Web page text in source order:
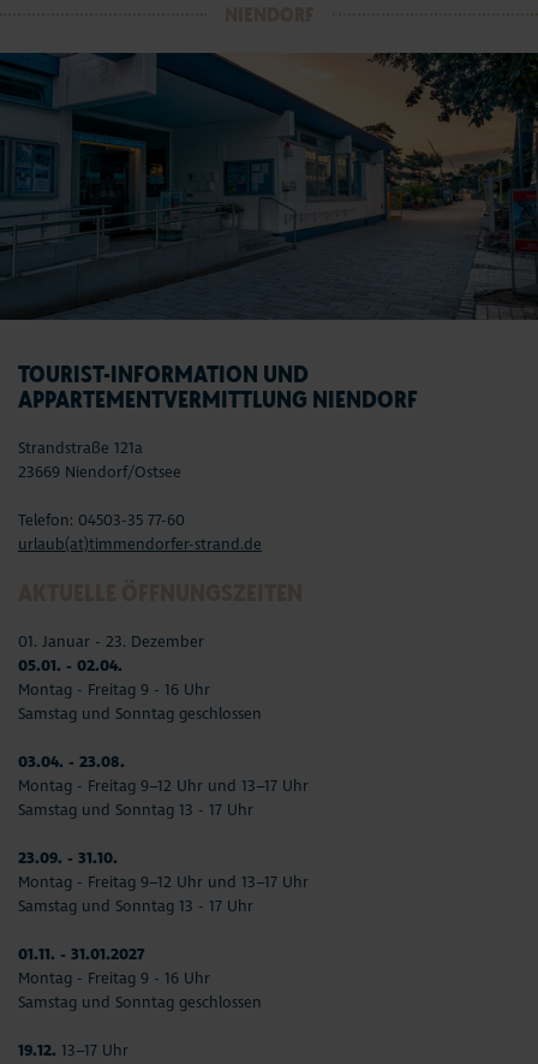
TOURIST-INFORMATION UND
APPARTEMENTVERMITTLUNG NIENDORF
Strandstraße 121a
23669 Niendorf/Ostsee
Telefon: 04503-35 77-60
urlaub(at)timmendorfer-strand.de
01. Januar - 23. Dezember
05.01. - 02.04.
Montag - Freitag 9 - 16 Uhr
Samstag und Sonntag geschlossen
03.04. - 23.08.
Montag - Freitag 9–12 Uhr und 13–17 Uhr
Samstag und Sonntag 13 - 17 Uhr
23.09. - 31.10.
Montag - Freitag 9–12 Uhr und 13–17 Uhr
Samstag und Sonntag 13 - 17 Uhr
01.11. - 31.01.2027
Montag - Freitag 9 - 16 Uhr
Samstag und Sonntag geschlossen
19.12. 13–17 Uhr